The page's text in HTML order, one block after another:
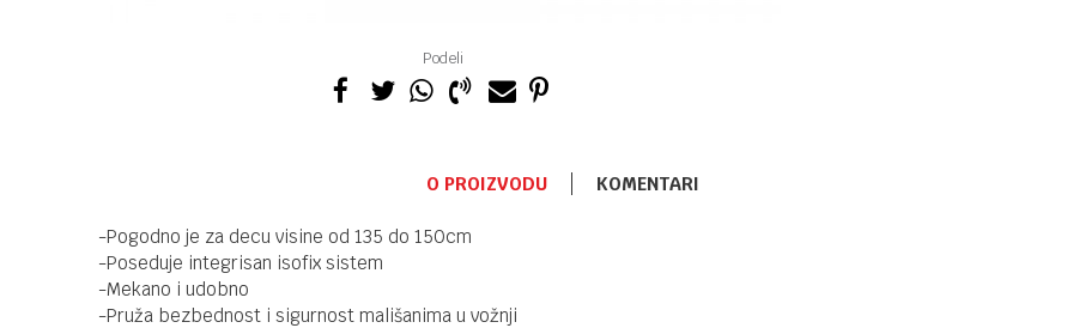
Podeli
O PROIZVODU KOMENTARI
-Pogodno je za decu visine od 135 do 150cm
-Poseduje integrisan isofix sistem
-Mekano i udobno
-Pruža bezbednost i sigurnost mališanima u vožnji